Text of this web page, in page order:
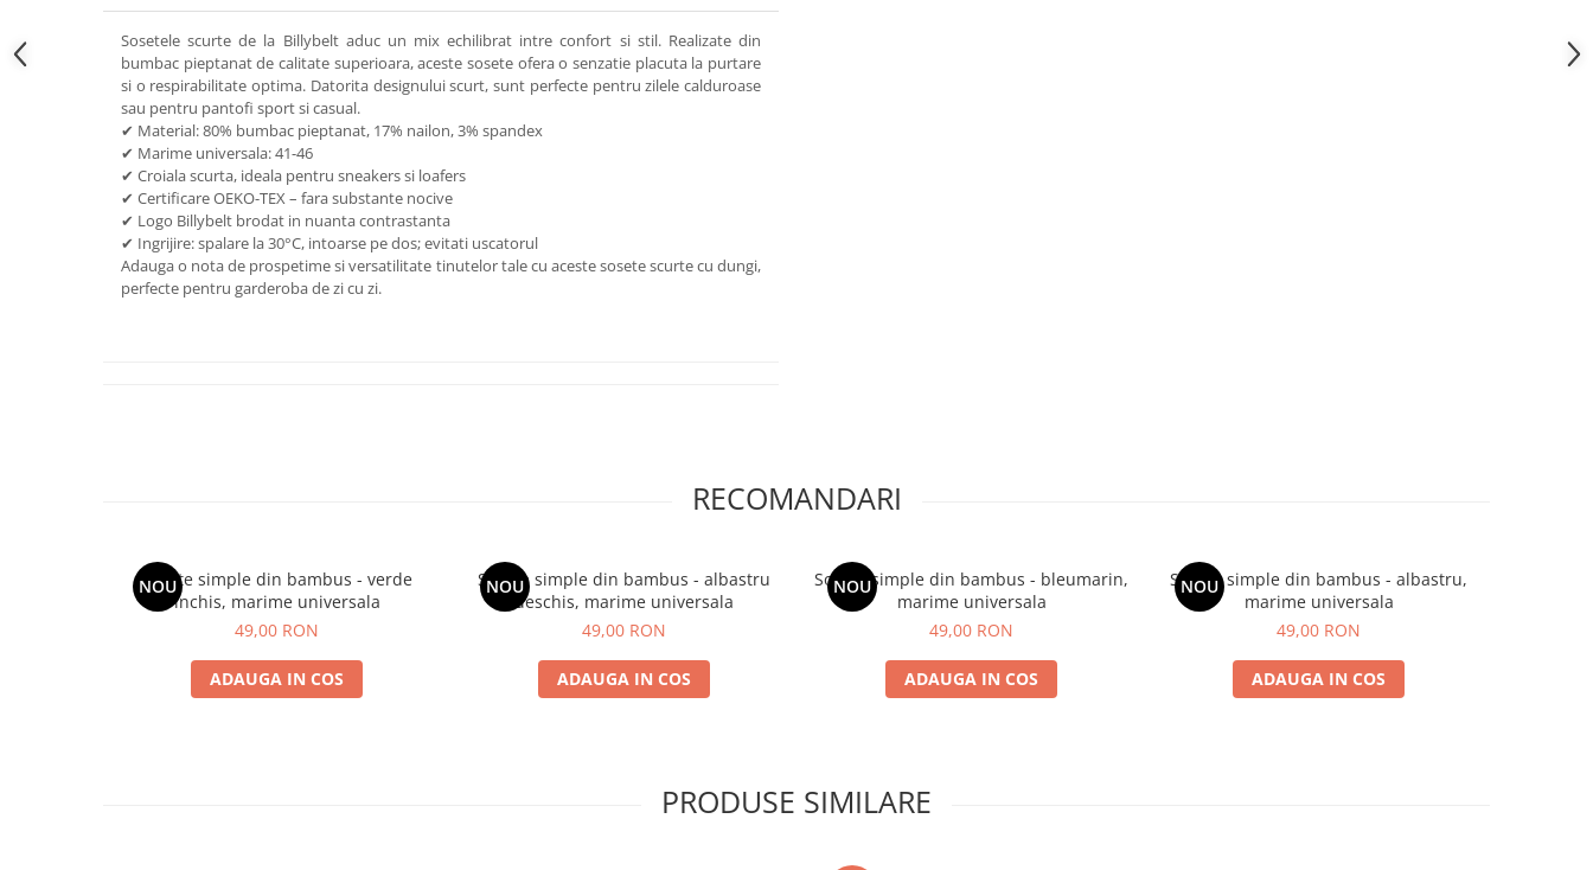
Sosetele scurte de la Billybelt aduc un mix echilibrat intre confort si stil. Realizate din
bumbac pieptanat de calitate superioara, aceste sosete ofera o senzatie placuta la purtare
si o respirabilitate optima. Datorita designului scurt, sunt perfecte pentru zilele calduroase
sau pentru pantofi sport si casual.
✔ Material: 80% bumbac pieptanat, 17% nailon, 3% spandex
✔ Marime universala: 41-46
✔ Croiala scurta, ideala pentru sneakers si loafers
✔ Certificare OEKO-TEX – fara substante nocive
✔ Logo Billybelt brodat in nuanta contrastanta
✔ Ingrijire: spalare la 30°C, intoarse pe dos; evitati uscatorul
Adauga o nota de prospetime si versatilitate tinutelor tale cu aceste sosete scurte cu dungi,
perfecte pentru garderoba de zi cu zi.
RECOMANDARI
NOU
Sosete simple din bambus - verde
inchis, marime universala
49,00 RON
ADAUGA IN COS
NOU
Sosete simple din bambus - albastru
deschis, marime universala
49,00 RON
ADAUGA IN COS
NOU
Sosete simple din bambus - bleumarin,
marime universala
49,00 RON
ADAUGA IN COS
NOU
Sosete simple din bambus - albastru,
marime universala
49,00 RON
ADAUGA IN COS
PRODUSE SIMILARE